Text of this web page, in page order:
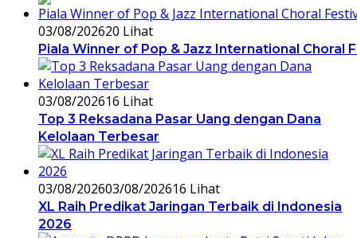
03/08/202620 Lihat
Piala Winner of Pop & Jazz International Choral
03/08/202616 Lihat
Top 3 Reksadana Pasar Uang dengan Dana
Kelolaan Terbesar
03/08/202603/08/202616 Lihat
XL Raih Predikat Jaringan Terbaik di Indonesia
2026